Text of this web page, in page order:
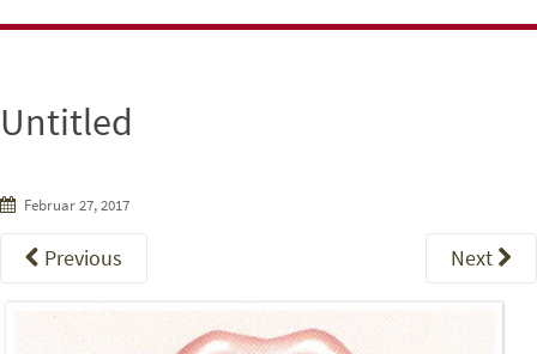
Untitled
Februar 27, 2017
Previous Next